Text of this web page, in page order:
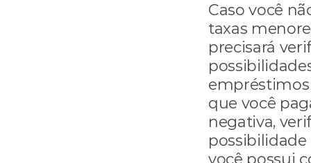
Caso você
taxas
precisará
que você
negativa,
você possui